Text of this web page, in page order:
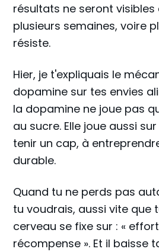
résultats ne seront visibles
plusieurs semaines, voire
résiste.
Hier, je t'expliquais le
dopamine sur tes envies
la dopamine ne joue pas
au sucre. Elle joue aussi
tenir un cap, à
durable.
Quand tu ne perds pas
tu voudrais, aussi vite que
cerveau se fixe sur : «
récompense ». Et il baisse